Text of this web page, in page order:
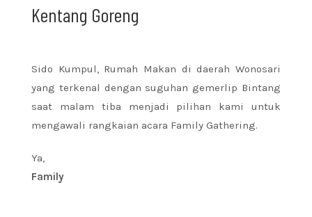
Kentang Goreng
Sido Kumpul, Rumah Makan di daerah Wonosari
yang terkenal dengan suguhan gemerlip Bintang
saat malam tiba menjadi pilihan kami untuk
mengawali rangkaian acara Family Gathering.
Ya,
Family